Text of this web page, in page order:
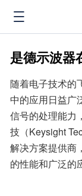
是德示波器
随着电子技术的
中的应用日益广
信号的处理能力
技（Keysight
解决方案提供商
的性能和广泛的